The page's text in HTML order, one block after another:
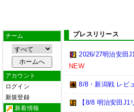
チーム
アカウント
ログイン
新規登録
新着情報
プレスリリース
2026/27明治安田
NEW
8/8・新潟戦 レビ
【8/8 明治安田